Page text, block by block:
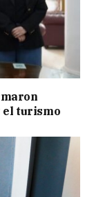
el turismo